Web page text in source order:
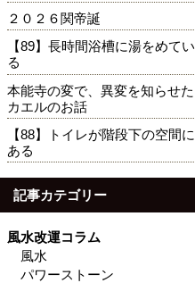
２０２６関帝誕
【89】長時間浴槽に湯をめてい
る
本能寺の変で、異変を知らせた
カエルのお話
【88】トイレが階段下の空間に
ある
記事カテゴリー
風水改運コラム
風水
パワーストーン